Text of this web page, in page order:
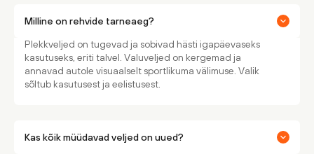
Milline on rehvide tarneaeg?
Plekkveljed on tugevad ja sobivad hästi igapäevaseks
kasutuseks, eriti talvel. Valuveljed on kergemad ja
annavad autole visuaalselt sportlikuma välimuse. Valik
sõltub kasutusest ja eelistusest.
Kas kõik müüdavad veljed on uued?